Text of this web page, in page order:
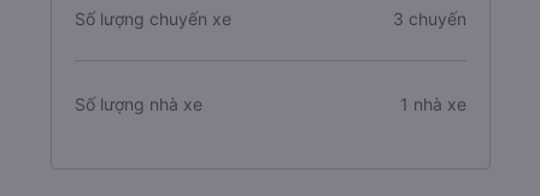
Số lượng chuyến xe 3 chuyến
Số lượng nhà xe 1 nhà xe